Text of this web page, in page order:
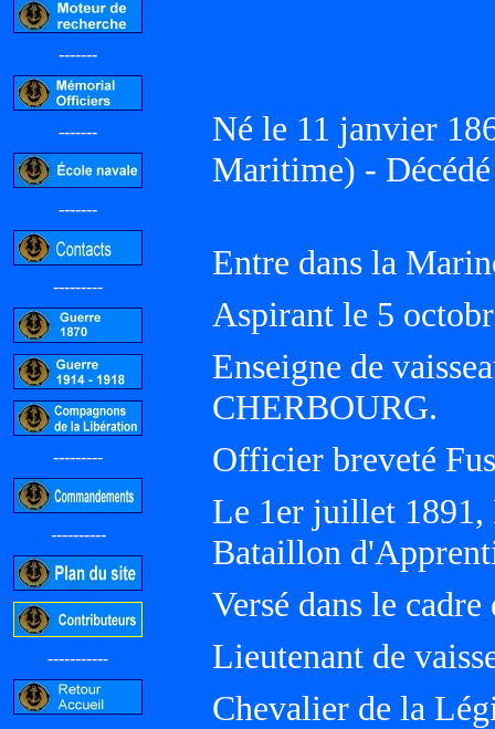
-------
-------
-------
---------
---------
----------
-----------
Né le 11 janvier
Maritime) -
Entre dans la
Aspirant le 5
Enseigne de
CHERBOURG.
Officier breveté
Le 1er juillet 1891,
Bataillon
Versé dans le
Lieutenant de
Chevalier de la